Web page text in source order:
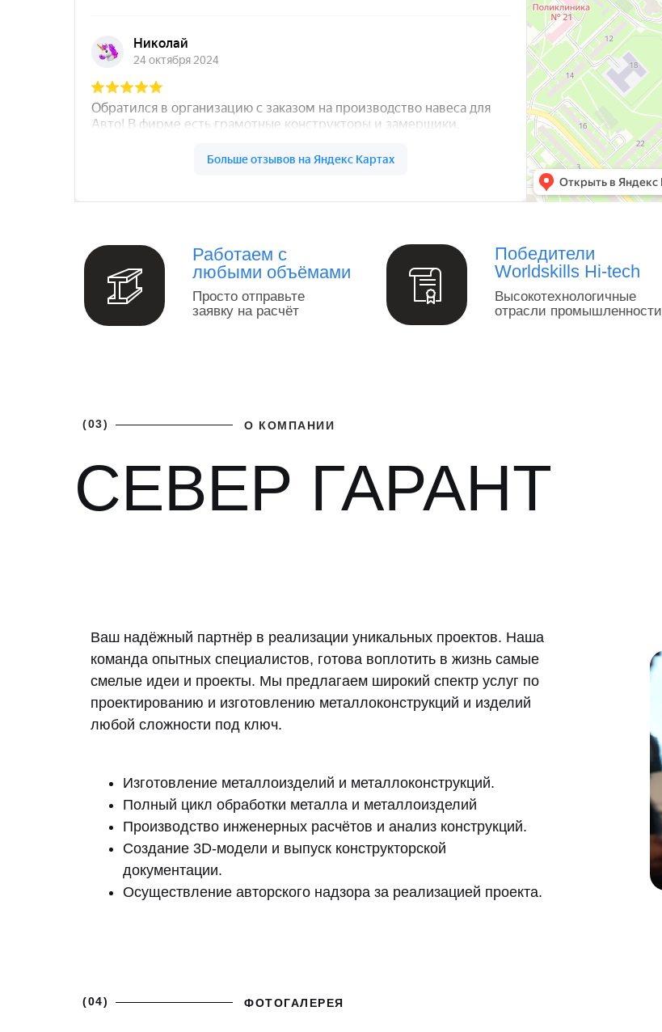
Работаем с
любыми объёмами
Просто отправьте
заявку на расчёт
Победители
Worldskills Hi-tech
Высокотехнологичные
отрасли промышленности
СЕВЕР ГАРАНТ
(03) О КОМПАНИИ
Ваш надёжный партнёр в реализации уникальных проектов. Наша
команда опытных специалистов, готова воплотить в жизнь самые
смелые идеи и проекты. Мы предлагаем широкий спектр услуг по
проектированию и изготовлению металлоконструкций и изделий
любой сложности под ключ.
Изготовление металлоизделий и металлоконструкций.
Полный цикл обработки металла и металлоизделий
Производство инженерных расчётов и анализ конструкций.
Создание 3D-модели и выпуск конструкторской
документации.
Осуществление авторского надзора за реализацией проекта.
(04) ФОТОГАЛЕРЕЯ